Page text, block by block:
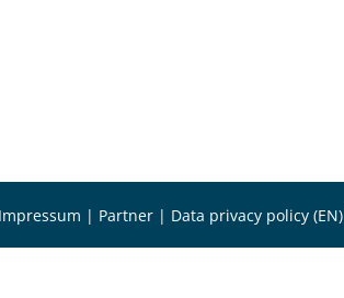
Impressum | Partner | Data privacy policy (EN)